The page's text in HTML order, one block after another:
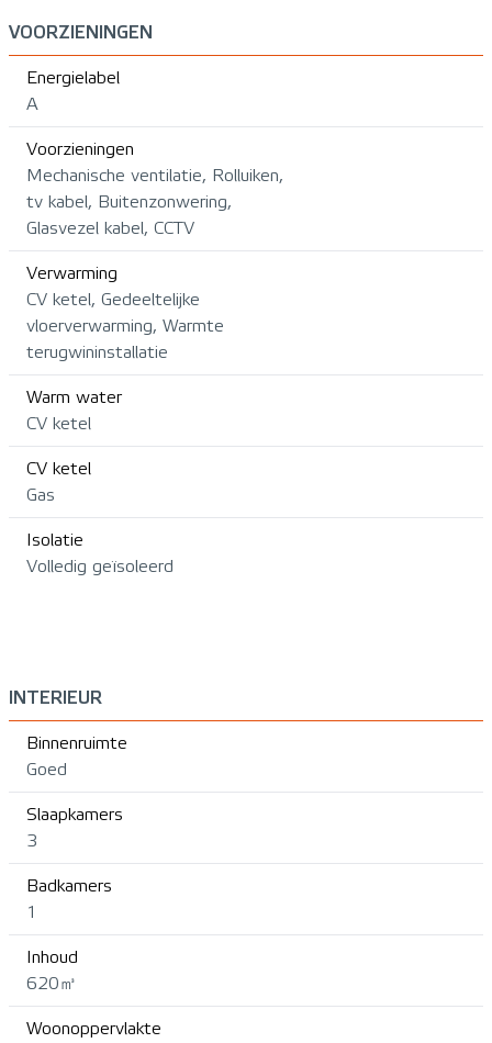
VOORZIENINGEN
Energielabel
A
Voorzieningen
Mechanische ventilatie, Rolluiken,
tv kabel, Buitenzonwering,
Glasvezel kabel, CCTV
Verwarming
CV ketel, Gedeeltelijke
vloerverwarming, Warmte
terugwininstallatie
Warm water
CV ketel
CV ketel
Gas
Isolatie
Volledig geïsoleerd
INTERIEUR
Binnenruimte
Goed
Slaapkamers
3
Badkamers
1
Inhoud
620㎥
Woonoppervlakte